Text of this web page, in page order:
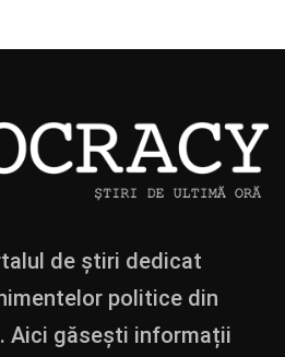
de știri dedicat
politice din
Aici găsești informații